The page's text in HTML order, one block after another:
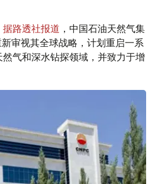
据路透社报道 ，中国石油天然气集
审视其全球战略，计划重启一系
气和深水钻探领域，并致力于增